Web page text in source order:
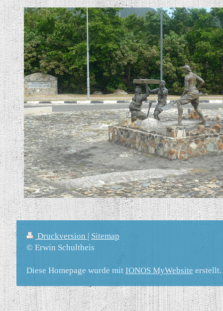
Druckversion | Sitemap
© Erwin Schultheis
Diese Homepage wurde mit IONOS MyWebsite erstellt.